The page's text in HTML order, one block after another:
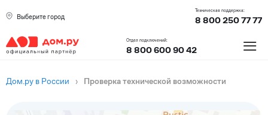
Выберите город
Техническая поддержка:
8 800 250 77 77
Отдел подключений:
8 800 600 90 42 ≡
Дом.ру в России › Проверка технической возможности